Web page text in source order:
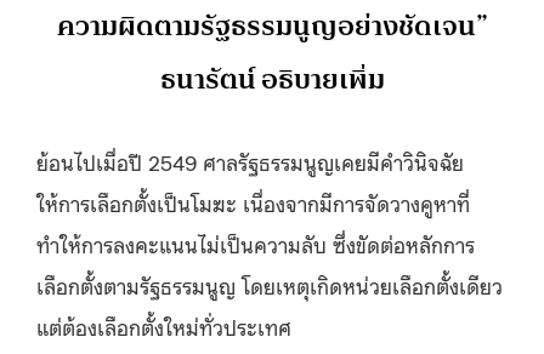
ความผิดตามรัฐธรรมนูญอย่างชัดเจน”
ธนารัตน์ อธิบายเพิ่ม
ย้อนไปเมื่อปี 2549 ศาลรัฐธรรมนูญเคยมีคำวินิจฉัย
ให้การเลือกตั้งเป็นโมฆะ เนื่องจากมีการจัดวางคูหาที่
ทำให้การลงคะแนนไม่เป็นความลับ ซึ่งขัดต่อหลักการ
เลือกตั้งตามรัฐธรรมนูญ โดยเหตุเกิดหน่วยเลือกตั้งเดียว
แต่ต้องเลือกตั้งใหม่ทั่วประเทศ